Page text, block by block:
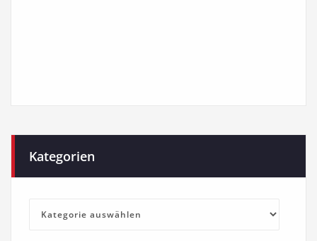
Kategorien
Kategorien